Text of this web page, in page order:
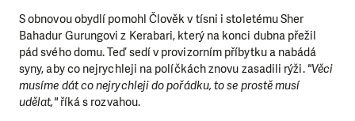
S obnovou obydlí pomohl Člověk v tísni i stoletému Sher
Bahadur Gurungovi z Kerabari, který na konci dubna přežil
pád svého domu. Teď sedí v provizorním příbytku a nabádá
syny, aby co nejrychleji na políčkách znovu zasadili rýži. "Věci
musíme dát co nejrychleji do pořádku, to se prostě musí
udělat,"říká s rozvahou.